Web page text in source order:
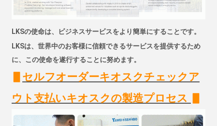
LKSの使命は、ビジネスサービスをより簡単にすることです。
LKSは、世界中のお客様に信頼できるサービスを提供するため
に、この使命を遂行することに努めます。
セルフオーダーキオスクチェックア
ウト支払いキオスクの製造プロセス